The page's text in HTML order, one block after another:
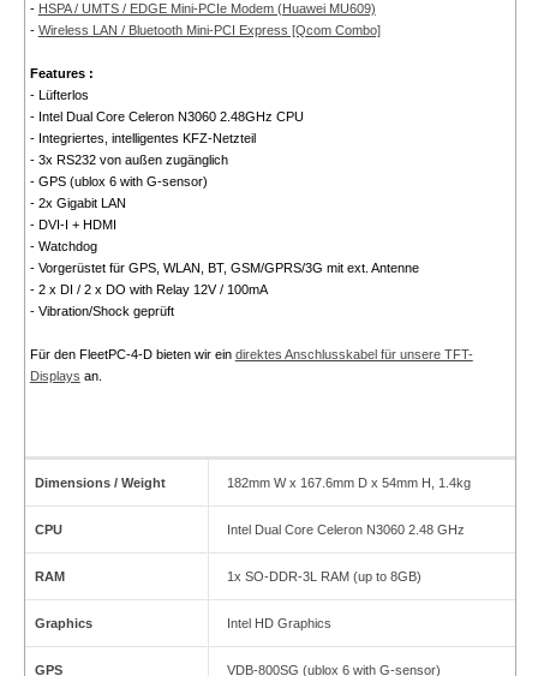
- HSPA / UMTS / EDGE Mini-PCIe Modem (Huawei MU609)
- Wireless LAN / Bluetooth Mini-PCI Express [Qcom Combo]
Features :
- Lüfterlos
- Intel Dual Core Celeron N3060 2.48GHz CPU
- Integriertes, intelligentes KFZ-Netzteil
- 3x RS232 von außen zugänglich
- GPS (ublox 6 with G-sensor)
- 2x Gigabit LAN
- DVI-I + HDMI
- Watchdog
- Vorgerüstet für GPS, WLAN, BT, GSM/GPRS/3G mit ext. Antenne
- 2 x DI / 2 x DO with Relay 12V / 100mA
- Vibration/Shock geprüft
Für den FleetPC-4-D bieten wir ein direktes Anschlusskabel für unsere TFT-
Displays an.
Dimensions / Weight 182mm W x 167.6mm D x 54mm H, 1.4kg
CPU Intel Dual Core Celeron N3060 2.48 GHz
RAM 1x SO-DDR-3L RAM (up to 8GB)
Graphics Intel HD Graphics
GPS VDB-800SG (ublox 6 with G-sensor)